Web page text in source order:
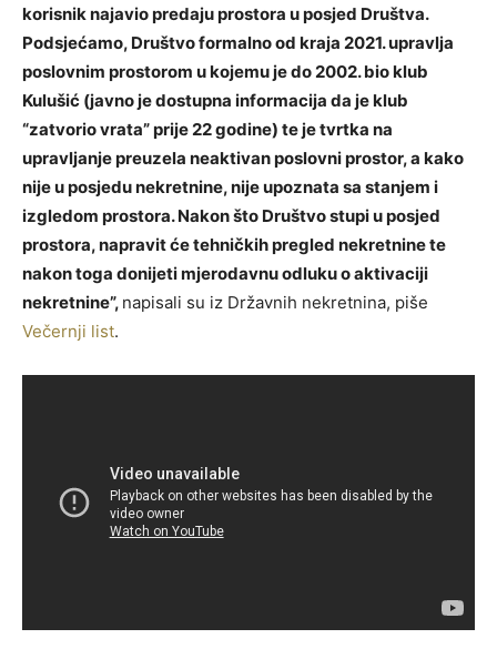
korisnik najavio predaju prostora u posjed Društva.
Podsjećamo, Društvo formalno od kraja 2021. upravlja
poslovnim prostorom u kojemu je do 2002. bio klub
Kulušić (javno je dostupna informacija da je klub
“zatvorio vrata” prije 22 godine) te je tvrtka na
upravljanje preuzela neaktivan poslovni prostor, a kako
nije u posjedu nekretnine, nije upoznata sa stanjem i
izgledom prostora. Nakon što Društvo stupi u posjed
prostora, napravit će tehničkih pregled nekretnine te
nakon toga donijeti mjerodavnu odluku o aktivaciji
nekretnine”, napisali su iz Državnih nekretnina, piše
Večernji list.